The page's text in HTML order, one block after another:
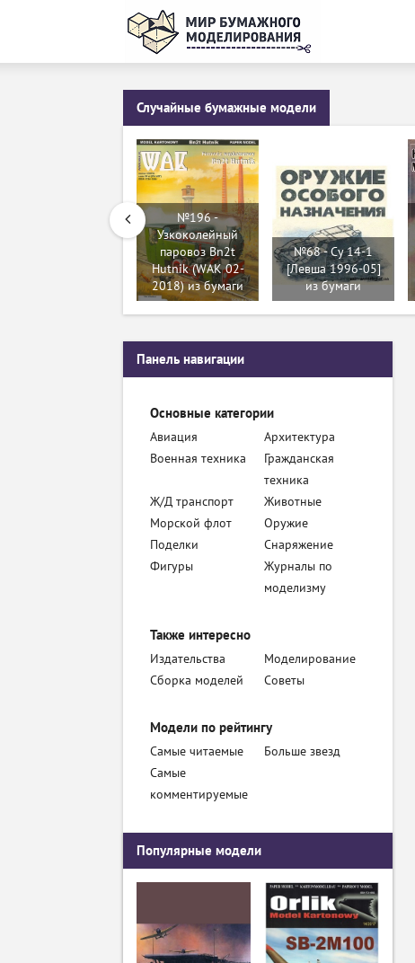
Случайные бумажные модели
№196 -
Узкоколейный
паровоз Bn2t
Hutnik (WAK 02-
2018) из бумаги
№68 - Су 14-1
[Левша 1996-05]
из бумаги
Панель навигации
Основные категории
Авиация
Архитектура
Военная техника
Гражданская
техника
Ж/Д транспорт
Животные
Морской флот
Оружие
Поделки
Снаряжение
Фигуры
Журналы по
моделизму
Также интересно
Издательства
Моделирование
Сборка моделей
Советы
Модели по рейтингу
Самые читаемые
Больше звезд
Самые
комментируемые
Популярные модели